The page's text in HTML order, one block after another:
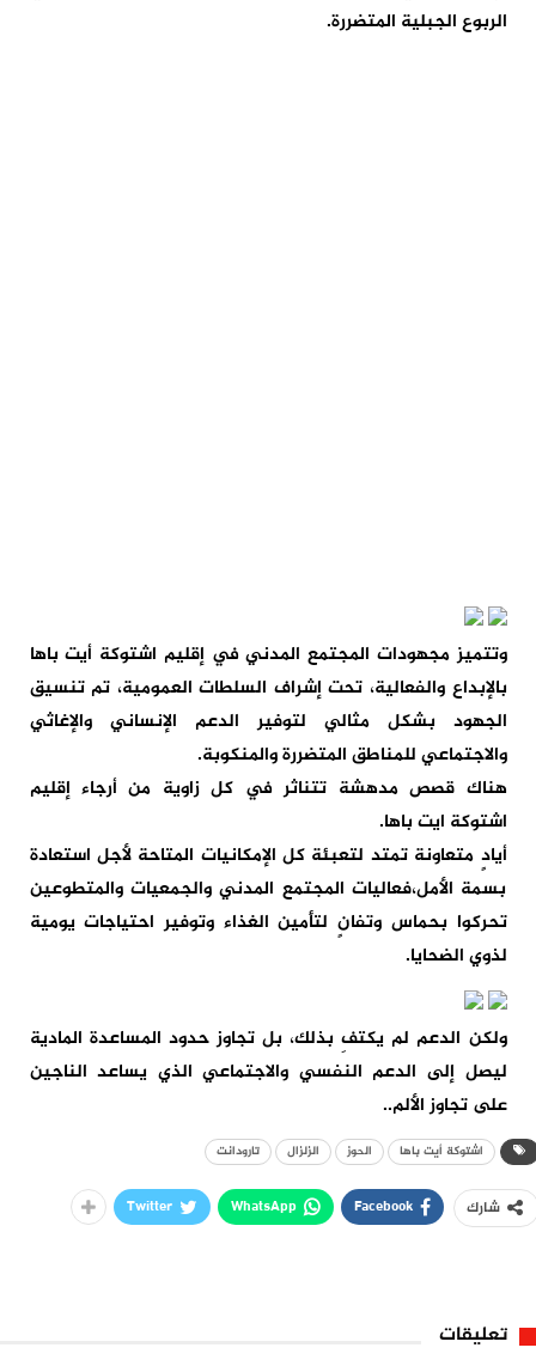
الربوع الجبلية المتضررة.
وتتميز مجهودات المجتمع المدني في إقليم اشتوكة أيت باها
بالإبداع والفعالية، تحت إشراف السلطات العمومية، تم تنسيق
الجهود بشكل مثالي لتوفير الدعم الإنساني والإغاثي
والاجتماعي للمناطق المتضررة والمنكوبة.
هناك قصص مدهشة تتناثر في كل زاوية من أرجاء إقليم
اشتوكة ايت باها.
أيادٍ متعاونة تمتد لتعبئة كل الإمكانيات المتاحة لأجل استعادة
بسمة الأمل،فعاليات المجتمع المدني والجمعيات والمتطوعين
تحركوا بحماس وتفانٍ لتأمين الغذاء وتوفير احتياجات يومية
لذوي الضحايا.
ولكن الدعم لم يكتفِ بذلك، بل تجاوز حدود المساعدة المادية
ليصل إلى الدعم النفسي والاجتماعي الذي يساعد الناجين
على تجاوز الألم..
اشتوكة أيت باها الحوز الزلزال تارودانت
شارك Facebook
WhatsApp
Twitter
تعليقات